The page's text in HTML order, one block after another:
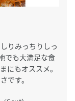
りみっちりしっ
でも大満足な食
にもオススメ。
です。